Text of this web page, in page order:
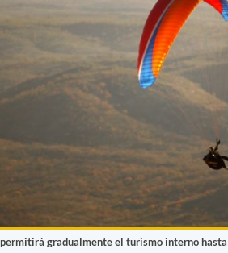
gradualmente el turismo interno